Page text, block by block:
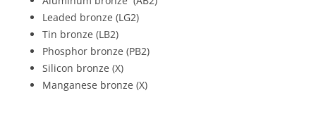
Leaded bronze (LG2)
Tin bronze (LB2)
Phosphor bronze (PB2)
Silicon bronze (X)
Manganese bronze (X)